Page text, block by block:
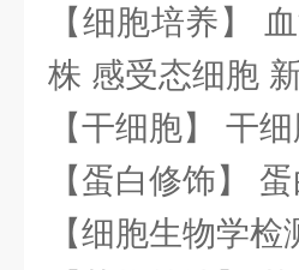
【细胞培养】
株 感受态细胞
【干细胞】 干
【蛋白修饰】
【细胞生物学